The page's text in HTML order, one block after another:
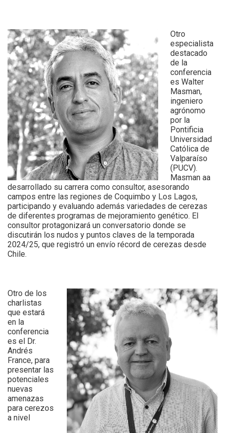
Otro
especialista
destacado
de la
conferencia
es Walter
Masman,
ingeniero
agrónomo
por la
Pontificia
Universidad
Católica de
Valparaíso
(PUCV).
Masman aa
desarrollado su carrera como consultor, asesorando
campos entre las regiones de Coquimbo y Los Lagos,
participando y evaluando además variedades de cerezas
de diferentes programas de mejoramiento genético. El
consultor protagonizará un conversatorio donde se
discutirán los nudos y puntos claves de la temporada
2024/25, que registró un envío récord de cerezas desde
Chile.
Otro de los
charlistas
que estará
en la
conferencia
es el Dr.
Andrés
France, para
presentar las
potenciales
nuevas
amenazas
para cerezos
a nivel